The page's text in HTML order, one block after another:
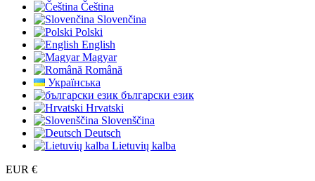
Čeština
Slovenčina
Polski
English
Magyar
Română
Українська
български език
Hrvatski
Slovenščina
Deutsch
Lietuvių kalba
EUR €